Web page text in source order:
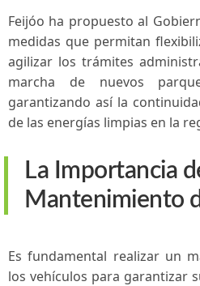
Feijóo ha propuesto al Gobierno central la adopción de
medidas que permitan
agilizar los trámites
marcha de nuevos
garantizando así la
de las‍ energías limpias en‌ la
La Importancia
Mantenimiento
Es ‌fundamental realizar un mantenimiento regular de
los vehículos para garantizar